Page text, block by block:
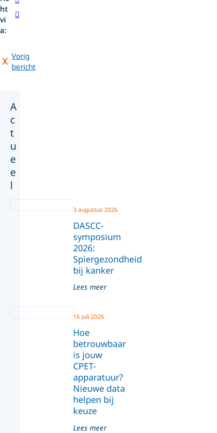
ht
vi
a:
Vorig
bericht
A
c
t
u
e
e
l
DASCC-
symposium
2026:
Spiergezondheid
bij kanker
3 augustus 2026
Lees meer
Hoe
betrouwbaar
is jouw
CPET-
apparatuur?
Nieuwe data
helpen bij
keuze
16 juli 2026
Lees meer